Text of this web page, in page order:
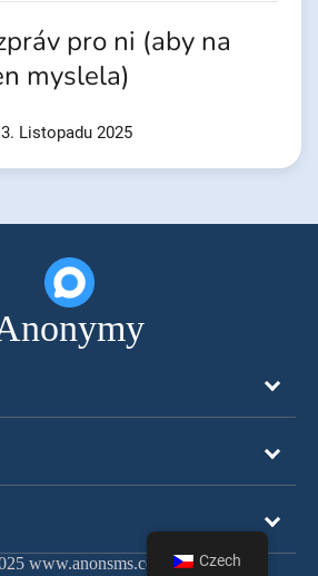
pro ni (aby na
myslela)
3. Listopadu 2025
www.anonsms.com Czech